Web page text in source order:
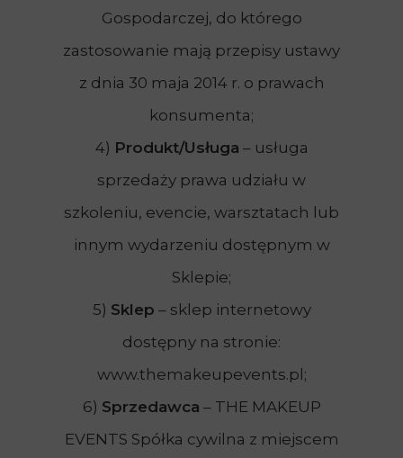
Gospodarczej, do którego
zastosowanie mają przepisy ustawy
z dnia 30 maja 2014 r. o prawach
konsumenta;
4) Produkt/Usługa – usługa
sprzedaży prawa udziału w
szkoleniu, evencie, warsztatach lub
innym wydarzeniu dostępnym w
Sklepie;
5) Sklep – sklep internetowy
dostępny na stronie:
www.themakeupevents.pl;
6) Sprzedawca – THE MAKEUP
EVENTS Spółka cywilna z miejscem